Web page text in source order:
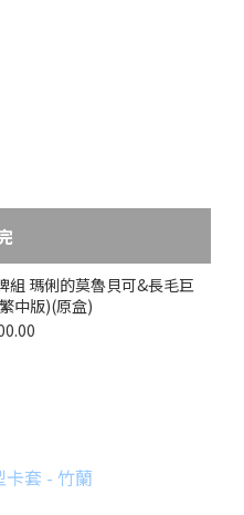
組 瑪俐的莫魯貝可&長毛巨
SV0MF (繁中版)(原盒)